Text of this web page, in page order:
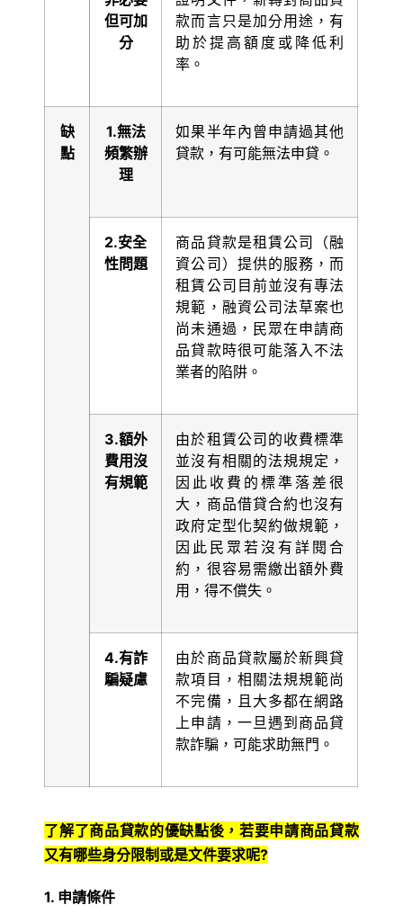
但可加
分
款而言只是加分用途，有
助於提高額度或降低利
率。
缺
點
1.無法
頻繁辦
理
如果半年內曾申請過其他
貸款，有可能無法申貸。
2.安全
性問題
商品貸款是租賃公司（融
資公司）提供的服務，而
租賃公司目前並沒有專法
規範，融資公司法草案也
尚未通過，民眾在申請商
品貸款時很可能落入不法
業者的陷阱。
3.額外
費用沒
有規範
由於租賃公司的收費標準
並沒有相關的法規規定，
因此收費的標準落差很
大，商品借貸合約也沒有
政府定型化契約做規範，
因此民眾若沒有詳閱合
約，很容易需繳出額外費
用，得不償失。
4.有詐
騙疑慮
由於商品貸款屬於新興貸
款項目，相關法規規範尚
不完備，且大多都在網路
上申請，一旦遇到商品貸
款詐騙，可能求助無門。
了解了商品貸款的優缺點後，若要申請商品貸款
又有哪些身分限制或是文件要求呢?
1. 申請條件